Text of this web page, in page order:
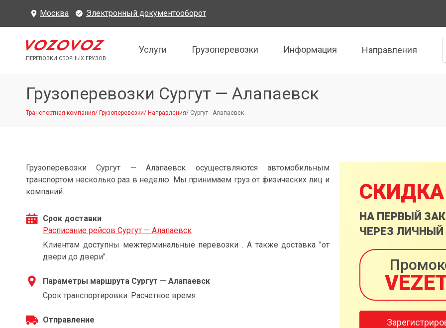
Москва Электронный документооборот
ПЕРЕВОЗКИ СБОРНЫХ ГРУЗОВ
Услуги Грузоперевозки Информация Направления
Грузоперевозки Сургут — Алапаевск
Транспортная компания/ Грузоперевозки/ Направления/ Сургут - Алапаевск
Грузоперевозки Сургут — Алапаевск осуществляются автомобильным
транспортом несколько раз в неделю. Мы принимаем груз от физических лиц и
компаний.
Срок доставки
Расписание рейсов Сургут — Алапаевск
Клиентам доступны межтерминальные перевозки . А также доставка "от
двери до двери".
Параметры маршрута Сургут — Алапаевск
Срок транспортировки: Расчетное время
Отправление
СКИДКА
НА ПЕРВЫЙ
ЧЕРЕЗ ЛИЧНЫЙ